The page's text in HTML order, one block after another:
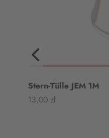
Stern-Tülle JEM 1M
Angebot
13,00 zł